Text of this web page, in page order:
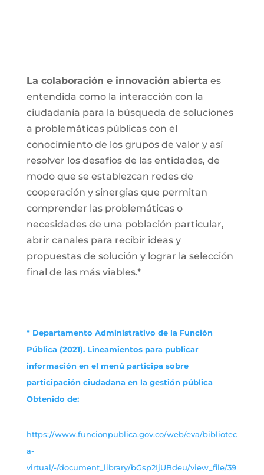
La colaboración e innovación abierta es
entendida como la interacción con la
ciudadanía para la búsqueda de soluciones
a problemáticas públicas con el
conocimiento de los grupos de valor y así
resolver los desafíos de las entidades, de
modo que se establezcan redes de
cooperación y sinergias que permitan
comprender las problemáticas o
necesidades de una población particular,
abrir canales para recibir ideas y
propuestas de solución y lograr la selección
final de las más viables.*
* Departamento Administrativo de la Función
Pública (2021). Lineamientos para publicar
información en el menú participa sobre
participación ciudadana en la gestión pública
Obtenido de:
https://www.funcionpublica.gov.co/web/eva/bibliotec
a-
virtual/-/document_library/bGsp2IjUBdeu/view_file/39